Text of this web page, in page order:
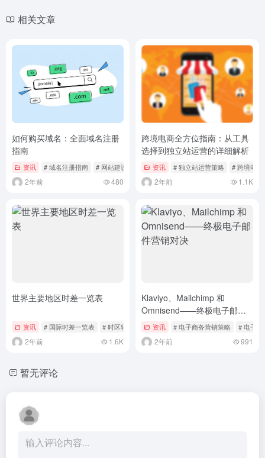
相关文章
如何购买域名：全面域名注册
指南
资讯 # 域名注册指南 # 网站建设基础
2年前 480
跨境电商全方位指南：从工具
选择到独立站运营的详细解析
资讯 # 独立站运营策略 # 跨境电商
2年前 1.1K
世界主要地区时差一览表
资讯 # 国际时差一览表 # 时区转换指南
2年前 1.6K
Klaviyo、Mailchimp 和
Omnisend——终极电子邮件
营销对决
资讯 # 电子商务营销策略 # 电子
2年前 991
暂无评论